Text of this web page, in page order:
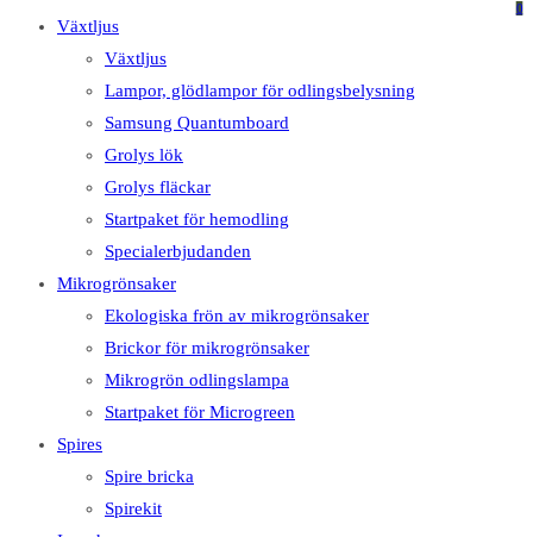
0
att
stänga
Växtljus
Växtljus
Lampor, glödlampor för odlingsbelysning
Samsung Quantumboard
Grolys lök
Grolys fläckar
Startpaket för hemodling
Specialerbjudanden
Mikrogrönsaker
Ekologiska frön av mikrogrönsaker
Brickor för mikrogrönsaker
Mikrogrön odlingslampa
Startpaket för Microgreen
Spires
Spire bricka
Spirekit